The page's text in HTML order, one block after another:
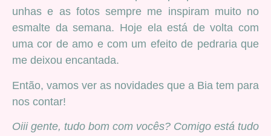
unhas e as fotos sempre me inspiram muito no
esmalte da semana. Hoje ela está de volta com
uma cor de amo e com um efeito de pedraria que
me deixou encantada.
Então, vamos ver as novidades que a Bia tem para
nos contar!
Oiii gente, tudo bom com vocês? Comigo está tudo